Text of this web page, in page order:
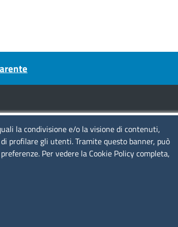
Seguici su
la condivisione e/o la visione di contenuti,
profilare gli utenti. Tramite questo banner, può
Per vedere la Cookie Policy completa,